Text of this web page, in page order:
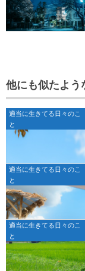
他にも似たよう
適当に生きてる日々のこ
と
適当に生きてる日々のこ
と
適当に生きてる日々のこ
と